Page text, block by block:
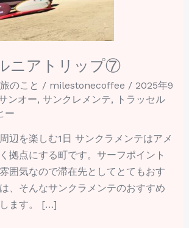
ニアトリップ⑦
旅のこと / milestonecoffee / 2025年9
ンオー, サンクレメンテ,
トラッセル
ー
辺を楽しむ1日 サンクラメンテはアメ
拠点にする町です。サーフポイント
囲気なので滞在先としてとてもおす
、そんなサンクラメンテのおすすめ
ます。 […]